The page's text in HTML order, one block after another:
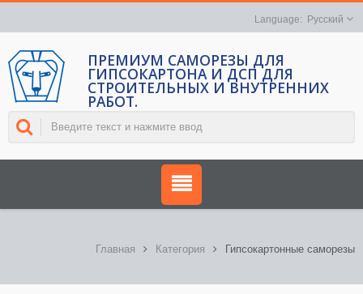
Русский
ПРЕМИУМ САМОРЕЗЫ ДЛЯ
ГИПСОКАРТОНА И ДСП ДЛЯ
СТРОИТЕЛЬНЫХ И ВНУТРЕННИХ
РАБОТ.
Главная Категория Гипсокартонные саморезы